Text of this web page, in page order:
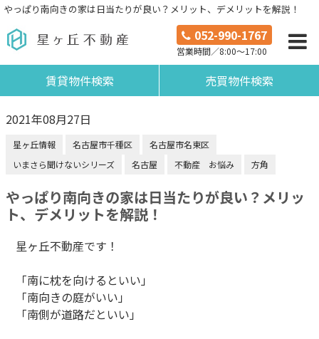
やっぱり南向きの家は日当たりが良い？メリット、デメリットを解説！
052-990-1767
営業時間／8:00～17:00
賃貸物件検索 売買物件検索
2021年08月27日
星ヶ丘情報 名古屋市千種区
名古屋市名東区
いまさら聞けないシリーズ
名古屋 不動産 お悩み 方角
やっぱり南向きの家は日当たりが良い？メリッ
ト、デメリットを解説！
星ヶ丘不動産です！
「南に枕を向けるといい」
「南向きの庭がいい」
「南側が道路だといい」